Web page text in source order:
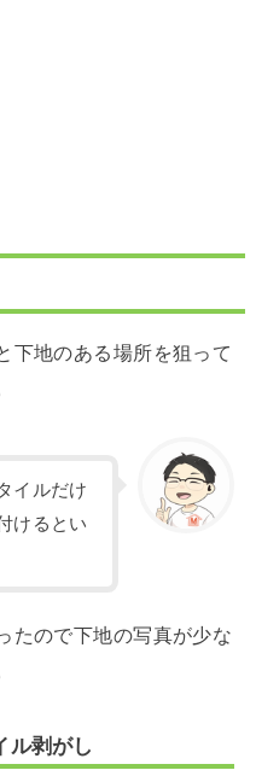
下地のある場所を狙って
イルだけ
けるとい
たので下地の写真が少な
ル剥がし